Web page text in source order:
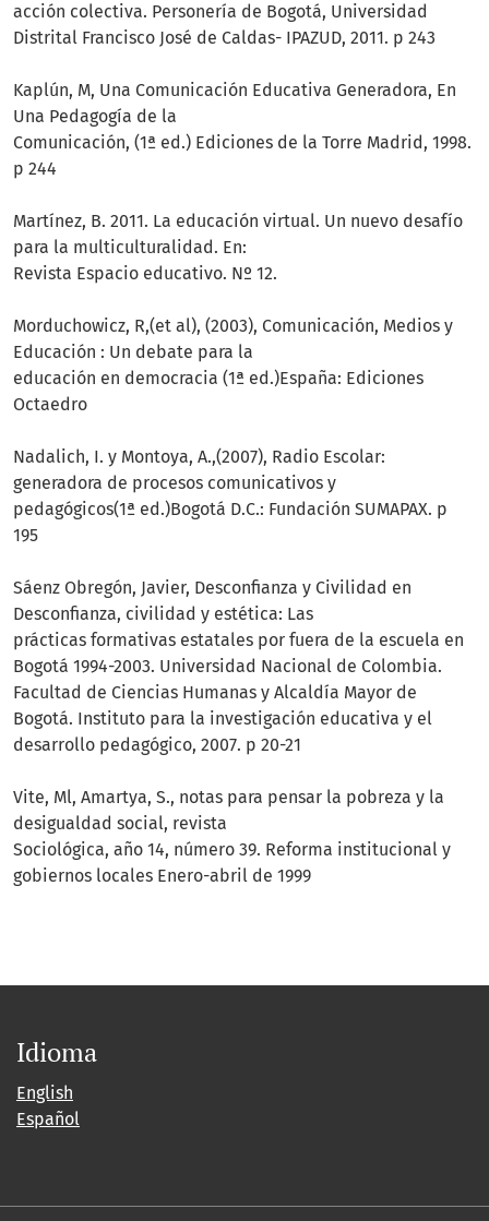
acción colectiva. Personería de Bogotá, Universidad
Distrital Francisco José de Caldas- IPAZUD, 2011. p 243
Kaplún, M, Una Comunicación Educativa Generadora, En
Una Pedagogía de la
Comunicación, (1ª ed.) Ediciones de la Torre Madrid, 1998.
p 244
Martínez, B. 2011. La educación virtual. Un nuevo desafío
para la multiculturalidad. En:
Revista Espacio educativo. Nº 12.
Morduchowicz, R,(et al), (2003), Comunicación, Medios y
Educación : Un debate para la
educación en democracia (1ª ed.)España: Ediciones
Octaedro
Nadalich, I. y Montoya, A.,(2007), Radio Escolar:
generadora de procesos comunicativos y
pedagógicos(1ª ed.)Bogotá D.C.: Fundación SUMAPAX. p
195
Sáenz Obregón, Javier, Desconfianza y Civilidad en
Desconfianza, civilidad y estética: Las
prácticas formativas estatales por fuera de la escuela en
Bogotá 1994-2003. Universidad Nacional de Colombia.
Facultad de Ciencias Humanas y Alcaldía Mayor de
Bogotá. Instituto para la investigación educativa y el
desarrollo pedagógico, 2007. p 20-21
Vite, Ml, Amartya, S., notas para pensar la pobreza y la
desigualdad social, revista
Sociológica, año 14, número 39. Reforma institucional y
gobiernos locales Enero-abril de 1999
Idioma
English
Español